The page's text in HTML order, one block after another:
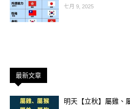
水象覺得火象「太急、
有問題不溝通只情緒化
七月 9, 2025
最新文章
明天【立秋】屬雞、